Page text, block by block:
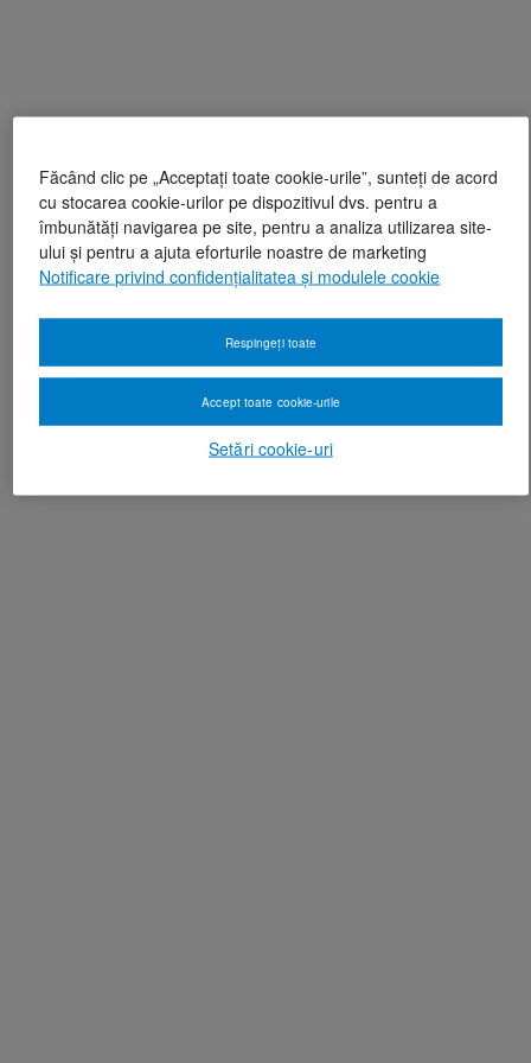
Făcând clic pe „Acceptați toate cookie-urile”, sunteți de acord
cu stocarea cookie-urilor pe dispozitivul dvs. pentru a
îmbunătăți navigarea pe site, pentru a analiza utilizarea site-
ului și pentru a ajuta eforturile noastre de marketing
Notificare privind confidențialitatea și modulele cookie
Setări cookie-uri
Respingeți toate
Accept toate cookie-urile